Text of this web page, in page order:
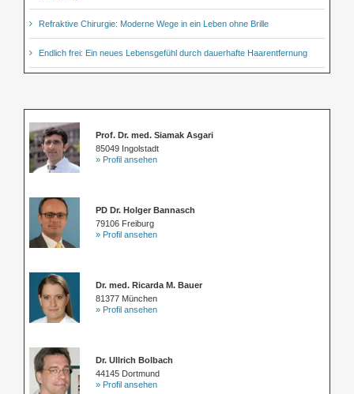
Refraktive Chirurgie: Moderne Wege in ein Leben ohne Brille
Endlich frei: Ein neues Lebensgefühl durch dauerhafte Haarentfernung
Prof. Dr. med. Siamak Asgari
85049 Ingolstadt
» Profil ansehen
PD Dr. Holger Bannasch
79106 Freiburg
» Profil ansehen
Dr. med. Ricarda M. Bauer
81377 München
» Profil ansehen
Dr. Ullrich Bolbach
44145 Dortmund
» Profil ansehen